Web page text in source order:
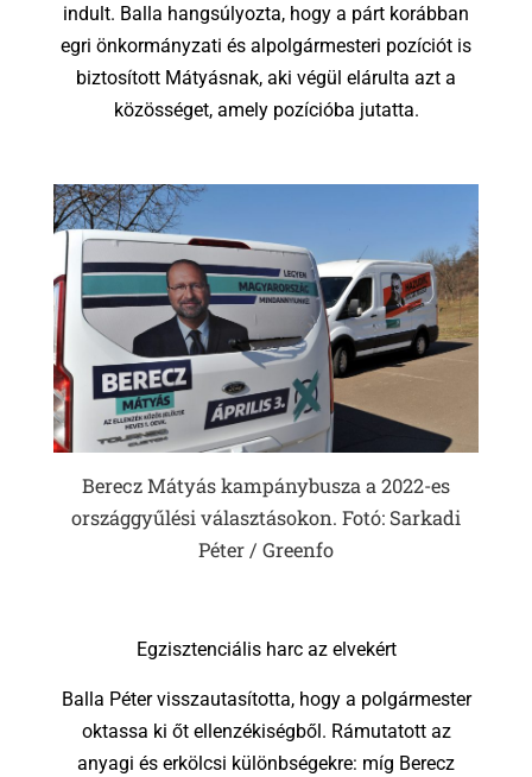
indult. Balla hangsúlyozta, hogy a párt korábban
egri önkormányzati és alpolgármesteri pozíciót is
biztosított Mátyásnak, aki végül elárulta azt a
közösséget, amely pozícióba jutatta.
Berecz Mátyás kampánybusza a 2022-es
országgyűlési választásokon. Fotó: Sarkadi
Péter / Greenfo
Egzisztenciális harc az elvekért
Balla Péter visszautasította, hogy a polgármester
oktassa ki őt ellenzékiségből. Rámutatott az
anyagi és erkölcsi különbségekre: míg Berecz